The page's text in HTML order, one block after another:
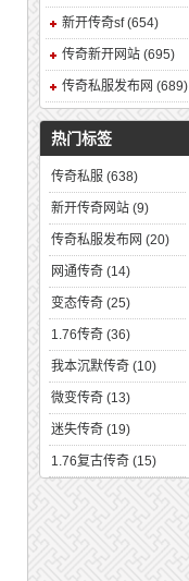
新开传奇sf(654)
传奇新开网站 (695)
传奇私服发布网 (689)
热门标签
传奇私服 (638)
新开传奇网站 (9)
传奇私服发布网 (20)
网通传奇 (14)
变态传奇 (25)
1.76传奇 (36)
我本沉默传奇 (10)
微变传奇 (13)
迷失传奇 (19)
1.76复古传奇 (15)